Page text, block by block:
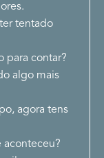
tentado
para contar?
algo mais
agora tens
aconteceu?